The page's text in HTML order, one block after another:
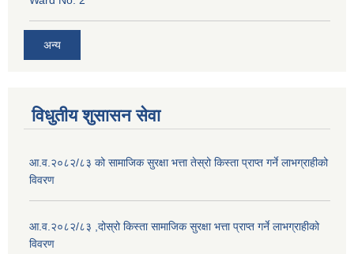
अन्य
विधुतीय शुसासन सेवा
आ.व.२०८२/८३ को सामाजिक सुरक्षा भत्ता तेस्रो किस्ता प्राप्त गर्ने लाभग्राहीको
विवरण
आ.व.२०८२/८३ ,दोस्रो किस्ता सामाजिक सुरक्षा भत्ता प्राप्त गर्ने लाभग्राहीको
विवरण